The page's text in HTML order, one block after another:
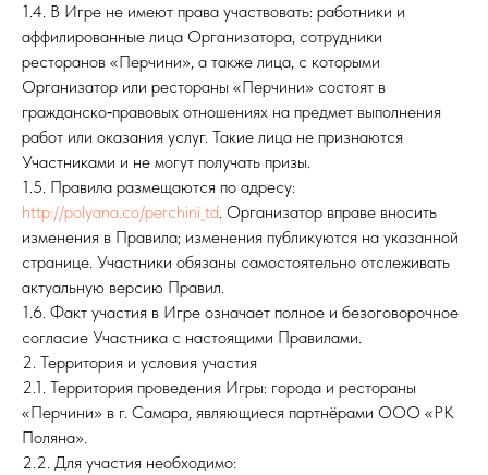
1.4. В Игре не имеют права участвовать: работники и
аффилированные лица Организатора, сотрудники
ресторанов «Перчини», а также лица, с которыми
Организатор или рестораны «Перчини» состоят в
гражданско‑правовых отношениях на предмет выполнения
работ или оказания услуг. Такие лица не признаются
Участниками и не могут получать призы.
1.5. Правила размещаются по адресу:
http://polyana.co/perchini_td. Организатор вправе вносить
изменения в Правила; изменения публикуются на указанной
странице. Участники обязаны самостоятельно отслеживать
актуальную версию Правил.
1.6. Факт участия в Игре означает полное и безоговорочное
согласие Участника с настоящими Правилами.
2. Территория и условия участия
2.1. Территория проведения Игры: города и рестораны
«Перчини» в г. Самара, являющиеся партнёрами ООО «РК
Поляна».
2.2. Для участия необходимо: